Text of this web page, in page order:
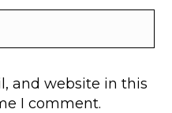
and website in this
I comment.